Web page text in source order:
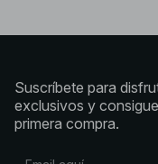
Suscríbete para
exclusivos y
primera compra.